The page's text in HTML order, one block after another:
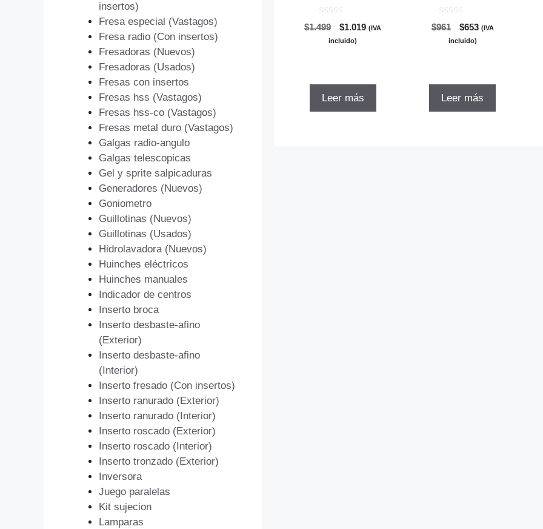
0
d
$1.499
El
precio
$1.019El(IVA
incluido)
Leer más
0
d
$961
El
precio
$653El(IVA
incluido)
Leer más
insertos)
Fresa especial (Vastagos)
Fresa radio (Con insertos)
Fresadoras (Nuevos)
Fresadoras (Usados)
Fresas con insertos
Fresas hss (Vastagos)
Fresas hss-co (Vastagos)
Fresas metal duro (Vastagos)
Galgas radio-angulo
Galgas telescopicas
Gel y sprite salpicaduras
Generadores (Nuevos)
Goniometro
Guillotinas (Nuevos)
Guillotinas (Usados)
Hidrolavadora (Nuevos)
Huinches eléctricos
Huinches manuales
Indicador de centros
Inserto broca
Inserto desbaste-afino
(Exterior)
Inserto desbaste-afino
(Interior)
Inserto fresado (Con insertos)
Inserto ranurado (Exterior)
Inserto ranurado (Interior)
Inserto roscado (Exterior)
Inserto roscado (Interior)
Inserto tronzado (Exterior)
Inversora
Juego paralelas
Kit sujecion
Lamparas